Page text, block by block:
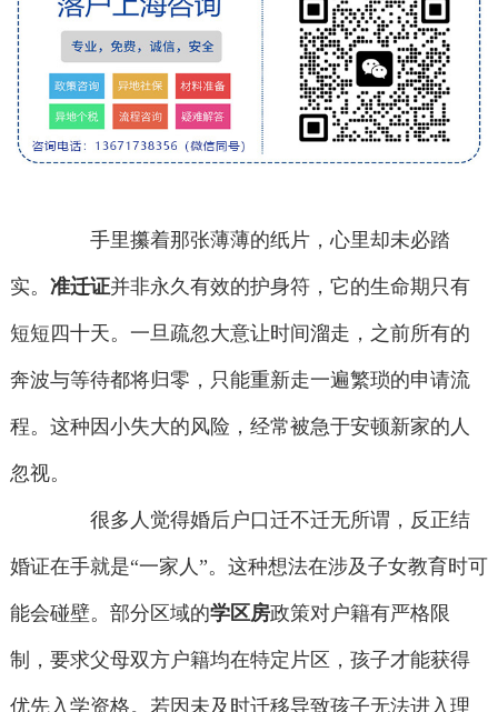
手里攥着那张薄薄的纸片，心里却未必踏
实。 准迁证并非永久有效的护身符，它的生命期只有
短短四十天。一旦疏忽大意让时间溜走，之前所有的
奔波与等待都将归零，只能重新走一遍繁琐的申请流
程。这种因小失大的风险，经常被急于安顿新家的人
忽视。
很多人觉得婚后户口迁不迁无所谓，反正结
婚证在手就是“一家人”。这种想法在涉及子女教育时可
能会碰壁。部分区域的学区房政策对户籍有严格限
制，要求父母双方户籍均在特定片区，孩子才能获得
优先入学资格。若因未及时迁移导致孩子无法进入理